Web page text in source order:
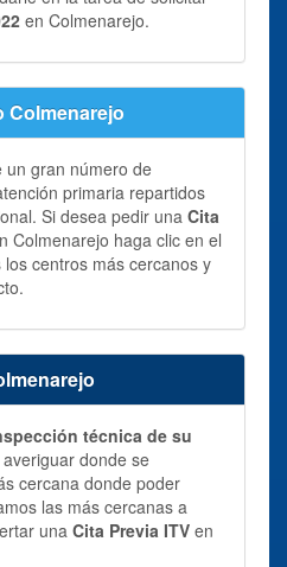
en Colmenarejo.
Colmenarejo
un gran número de
primaria repartidos
Si desea pedir una Cita
Colmenarejo haga clic en el
centros más cercanos y
técnica de su
donde se
cercana donde poder
las más cercanas a
una Cita Previa ITV en